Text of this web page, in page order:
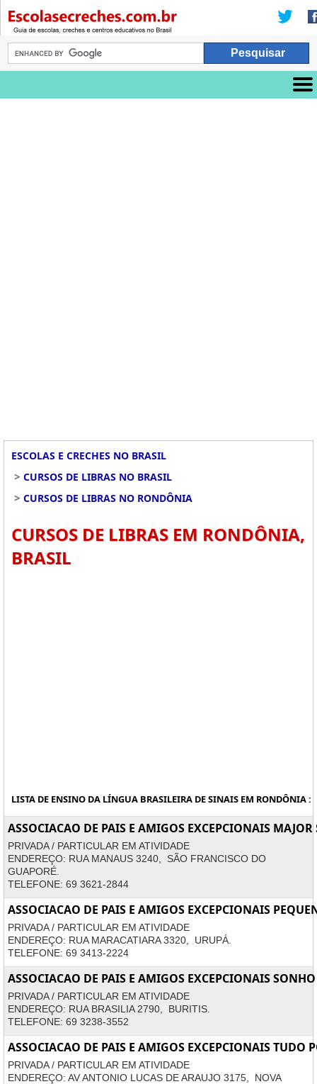
ESCOLAS E CRECHES NO BRASIL
> CURSOS DE LIBRAS NO BRASIL
> CURSOS DE LIBRAS NO RONDÔNIA
CURSOS DE LIBRAS EM RONDÔNIA,
BRASIL
LISTA DE ENSINO DA LÍNGUA BRASILEIRA DE SINAIS EM RONDÔNIA :
ASSOCIACAO DE PAIS E AMIGOS EXCEPCIONAIS MAJOR
PRIVADA / PARTICULAR EM ATIVIDADE
ENDEREÇO: RUA MANAUS 3240, SÃO FRANCISCO DO
GUAPORÉ.
TELEFONE: 69 3621-2844
ASSOCIACAO DE PAIS E AMIGOS EXCEPCIONAIS
PRIVADA / PARTICULAR EM ATIVIDADE
ENDEREÇO: RUA MARACATIARA 3320, URUPÁ.
TELEFONE: 69 3413-2224
ASSOCIACAO DE PAIS E AMIGOS EXCEPCIONAIS
PRIVADA / PARTICULAR EM ATIVIDADE
ENDEREÇO: RUA BRASILIA 2790, BURITIS.
TELEFONE: 69 3238-3552
ASSOCIACAO DE PAIS E AMIGOS EXCEPCIONAIS TUDO
PRIVADA / PARTICULAR EM ATIVIDADE
ENDEREÇO: AV ANTONIO LUCAS DE ARAUJO 3175, NOVA